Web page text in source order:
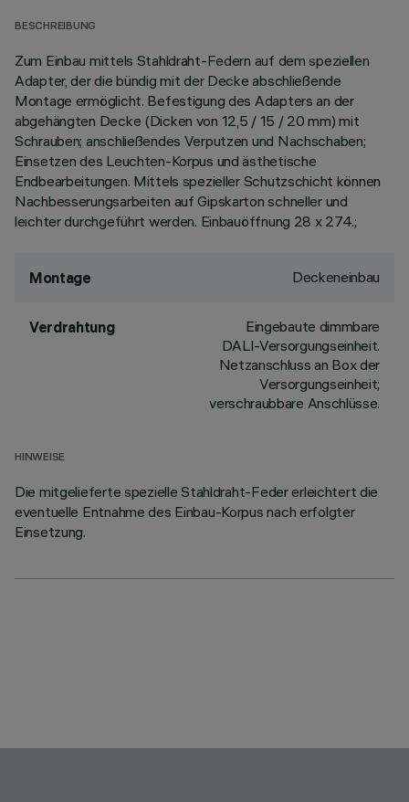
BESCHREIBUNG
Zum Einbau mittels Stahldraht-Federn auf dem speziellen
Adapter, der die bündig mit der Decke abschließende
Montage ermöglicht. Befestigung des Adapters an der
abgehängten Decke (Dicken von 12,5 / 15 / 20 mm) mit
Schrauben; anschließendes Verputzen und Nachschaben;
Einsetzen des Leuchten-Korpus und ästhetische
Endbearbeitungen. Mittels spezieller Schutzschicht können
Nachbesserungsarbeiten auf Gipskarton schneller und
leichter durchgeführt werden. Einbauöffnung 28 x 274.;
Montage Deckeneinbau
Verdrahtung
Eingebaute dimmbare
DALI-Versorgungseinheit.
Netzanschluss an Box der
Versorgungseinheit;
verschraubbare Anschlüsse.
HINWEISE
Die mitgelieferte spezielle Stahldraht-Feder erleichtert die
eventuelle Entnahme des Einbau-Korpus nach erfolgter
Einsetzung.